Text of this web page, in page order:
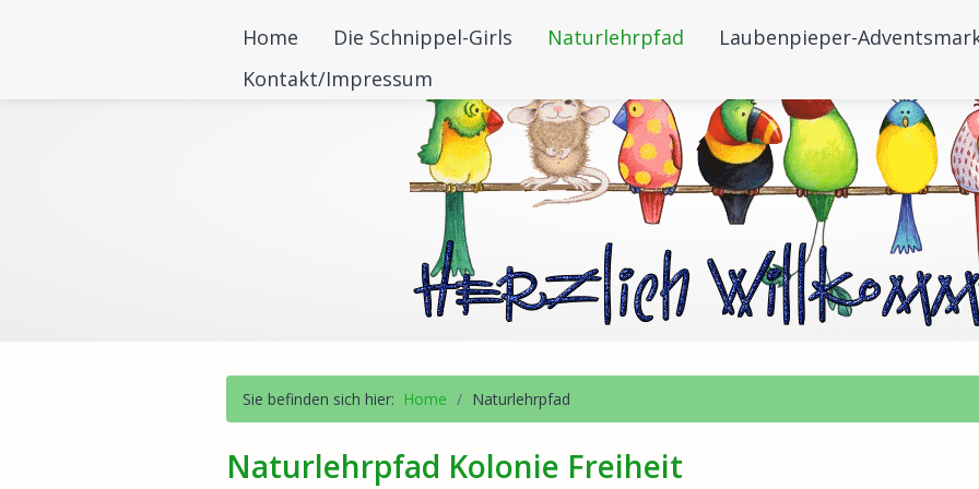
Home Die Schnippel-Girls Naturlehrpfad
Laubenpieper-
Kontakt/Impressum
Sie befinden sich hier: Home / Naturlehrpfad
Naturlehrpfad Kolonie Freiheit